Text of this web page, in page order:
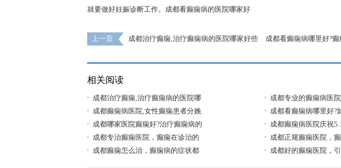
就要做好妊娠诊断工作。 成都看癫痫病的医院哪家好
上一页
成都治疗癫痫,治疗癫痫病的医院哪家好些
成都看癫痫病哪里好?
相关阅读
成都治疗癫痫,治疗癫痫病的医院哪
成都专业的癫痫病医
成都癫痫病医院,女性癫痫患者分娩
成都看癫痫病哪里好?
成都哪家医院癫痫好?治疗癫痫病的
成都癫痫病医院庆祝
成都专治癫痫医院，癫痫在诊治的
成都正规癫痫医院，
成都癫痫怎么治，癫痫病的症状都
成都好的癫痫医院，